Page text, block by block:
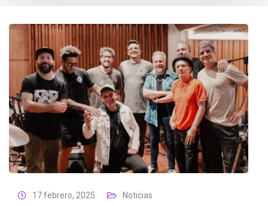
17 febrero, 2025 Noticias